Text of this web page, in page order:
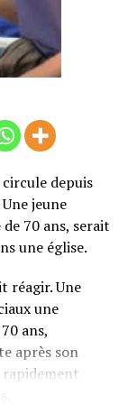
depuis
jeune
70 ans, serait
une église.
réagir. Une
une
ans,
après son
rapidement